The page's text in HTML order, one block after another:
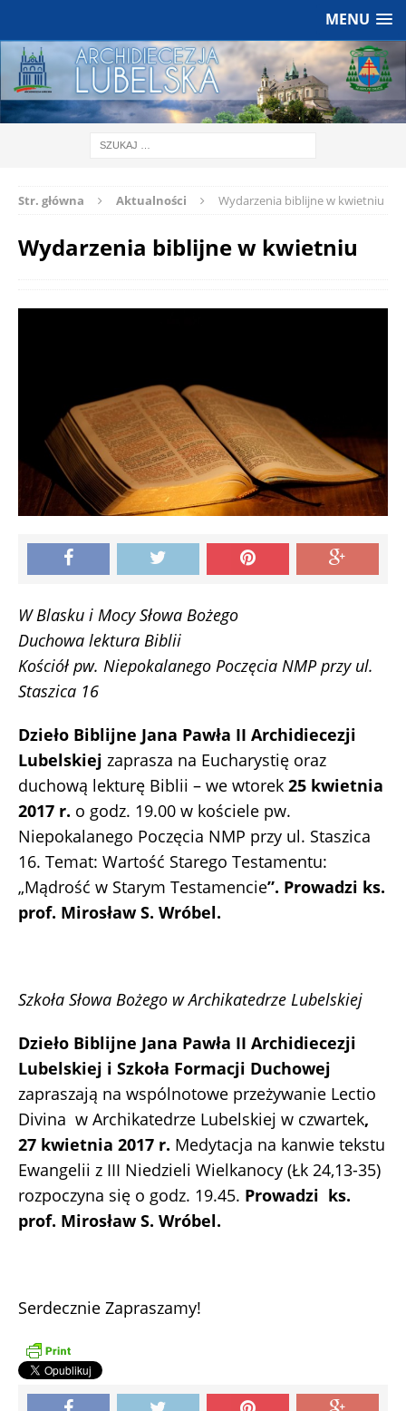
MENU
Str. główna Aktualności Wydarzenia biblijne w kwietniu
Wydarzenia biblijne w kwietniu
W Blasku i Mocy Słowa Bożego
Duchowa lektura Biblii
Kościół pw. Niepokalanego Poczęcia NMP przy ul.
Staszica 16
Dzieło Biblijne Jana Pawła II Archidiecezji
Lubelskiej zaprasza na Eucharystię oraz
duchową lekturę Biblii – we wtorek 25 kwietnia
2017 r. o godz. 19.00 w kościele pw.
Niepokalanego Poczęcia NMP przy ul. Staszica
16. Temat: Wartość Starego Testamentu:
„Mądrość w Starym Testamencie”. Prowadzi ks.
prof. Mirosław S. Wróbel.
Szkoła Słowa Bożego w Archikatedrze Lubelskiej
Dzieło Biblijne Jana Pawła II Archidiecezji
Lubelskiej i Szkoła Formacji Duchowej
zapraszają na wspólnotowe przeżywanie Lectio
Divina w Archikatedrze Lubelskiej w czwartek,
27 kwietnia 2017 r. Medytacja na kanwie tekstu
Ewangelii z III Niedzieli Wielkanocy (Łk 24,13-35)
rozpoczyna się o godz. 19.45. Prowadzi ks.
prof. Mirosław S. Wróbel.
Serdecznie Zapraszamy!